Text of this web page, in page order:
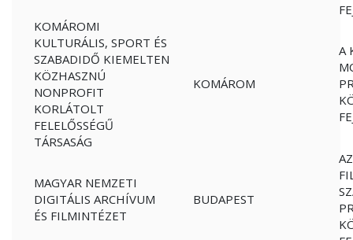
KOMÁROMI
KULTURÁLIS, SPORT ÉS
SZABADIDŐ KIEMELTEN
KÖZHASZNÚ
NONPROFIT
KORLÁTOLT
FELELŐSSÉGŰ
TÁRSASÁG
KOMÁROM
A
MAGYAR NEMZETI
DIGITÁLIS ARCHÍVUM
ÉS FILMINTÉZET
BUDAPEST